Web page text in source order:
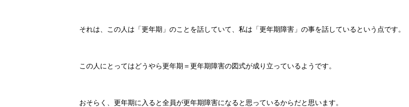
それは、この人は「更年期」のことを話していて、私は「更年期障害」の事を話しているという点です。
この人にとってはどうやら更年期＝更年期障害の図式が成り立っているようです。
おそらく、更年期に入ると全員が更年期障害になると思っているからだと思います。